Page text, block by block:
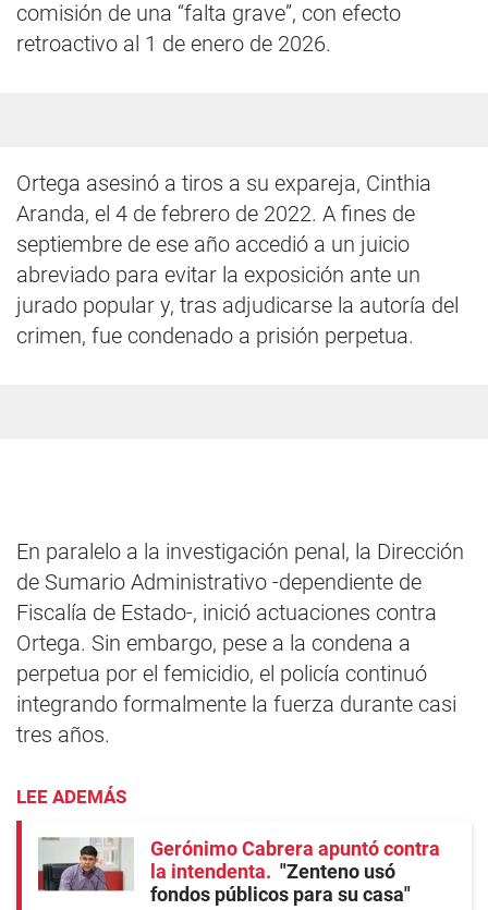
comisión de una “falta grave”, con efecto
retroactivo al 1 de enero de 2026.
Ortega asesinó a tiros a su expareja, Cinthia
Aranda, el 4 de febrero de 2022. A fines de
septiembre de ese año accedió a un juicio
abreviado para evitar la exposición ante un
jurado popular y, tras adjudicarse la autoría del
crimen, fue condenado a prisión perpetua.
En paralelo a la investigación penal, la Dirección
de Sumario Administrativo -dependiente de
Fiscalía de Estado-, inició actuaciones contra
Ortega. Sin embargo, pese a la condena a
perpetua por el femicidio, el policía continuó
integrando formalmente la fuerza durante casi
tres años.
LEE ADEMÁS
Gerónimo Cabrera apuntó contra
la intendenta
"Zenteno usó
fondos públicos para su casa"